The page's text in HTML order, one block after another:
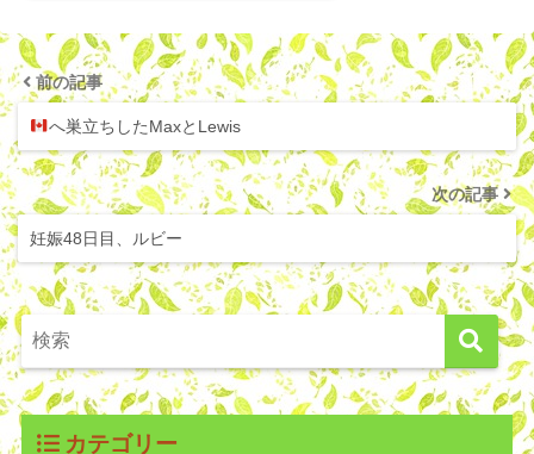
前の記事
へ巣立ちしたMaxとLewis
次の記事
妊娠48日目、ルビー
カテゴリー